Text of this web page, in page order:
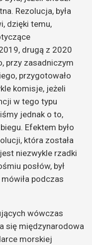
Rezolucja, była
dzięki temu,
drugą z 2020
przy zasadniczym
przygotowało
komisje, jeżeli
w tego typu
jednak o to,
Efektem było
która została
niezwykle rzadki
posłów, był
podczas
wówczas
się międzynarodowa
morskiej